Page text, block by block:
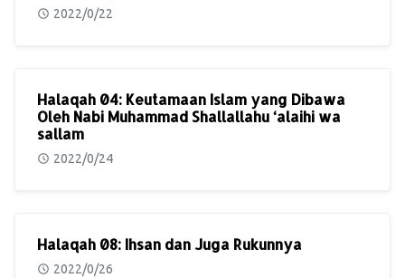
2022/0/22
Halaqah 04: Keutamaan Islam yang Dibawa
Oleh Nabi Muhammad Shallallahu ‘alaihi wa
sallam
2022/0/24
Halaqah 08: Ihsan dan Juga Rukunnya
2022/0/26